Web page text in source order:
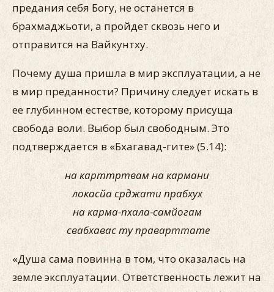
предания себя Богу, не останется в
брахмаджьоти, а пройдет сквозь него и
отправится на Вайкунтху.
Почему душа пришла в мир эксплуатации, а не
в мир преданности? Причину следует искать в
ее глубинном естестве, которому присуща
свобода воли. Выбор был свободным. Это
подтверждается в «Бхагавад-гите» (5.14):
на карттртвам на кармани
лoкасйа срджати прабхух
на карма-пхала-самйoгам
свабхавас ту праварттате
«Душа сама повинна в том, что оказалась на
земле эксплуатации. Ответственность лежит на